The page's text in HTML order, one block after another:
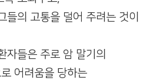
들의 고통을 덜어 주려는 것이
자들은 주로 암 말기의
어려움을 당하는